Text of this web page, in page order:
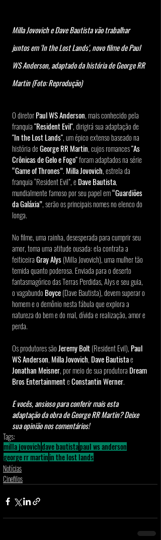
Milla Jovovich e Dave Bautista vão trabalhar
juntos em 'In the Lost Lands', novo filme de Paul
WS Anderson, adaptado da história de George RR
Martin (Foto: Reprodução)
O diretor Paul WS Anderson, mais conhecido pela
franquia "Resident Evil", dirigirá sua adaptação de
"In the Lost Lands", um épico extenso baseado na
história de George RR Martin, cujos romances "As
Crônicas de Gelo e Fogo" foram adaptados na série
“Game of Thrones”. Milla Jovovich, estrela da
franquia “Resident Evil”, e Dave Bautista,
mundialmente famoso por seu papel em “Guardiões
da Galáxia”, serão os principais nomes no elenco do
longa.
No filme, uma rainha, desesperada para cumprir seu
amor, toma uma atitude ousada: ela contrata a
feiticeira Gray Alys (Milla Jovovich), uma mulher tão
temida quanto poderosa. Enviada para o deserto
fantasmagórico das Terras Perdidas, Alys e seu guia,
o vagabundo Boyce (Dave Bautista), devem superar o
homem e o demônio nesta fábula que explora a
natureza do bem e do mal, dívida e realização, amor e
perda.
Os produtores são Jeremy Bolt (Resident Evil), Paul
WS Anderson, Milla Jovovich, Dave Bautista e
Jonathan Meisner, por meio de sua produtora Dream
Bros Entertainment e Constantin Werner.
E vocês, ansioso para conferir mais esta
adaptação da obra de George RR Martin? Deixe
sua opinião nos comentários!
Tags:
milla jovovichdave bautistapaul ws anderson
george rr martinin the lost lands
Notícias
Cinefilos